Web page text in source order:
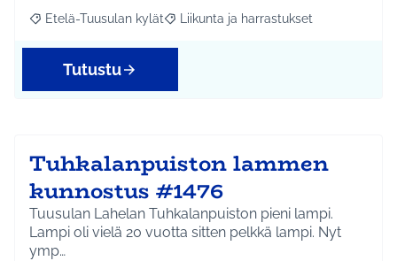
Rajaa tulokset aihepiirin mukaan: Etelä-Tuusulan kylät
Etelä-Tuusulan kylät Rajaa tulokset teeman mukaan:
Liikunta ja harrastukset
Tutustu
Tuhkalanpuiston lammen
kunnostus #1476
Tuusulan Lahelan Tuhkalanpuiston pieni lampi.
Lampi oli vielä 20 vuotta sitten pelkkä lampi. Nyt
ymp…